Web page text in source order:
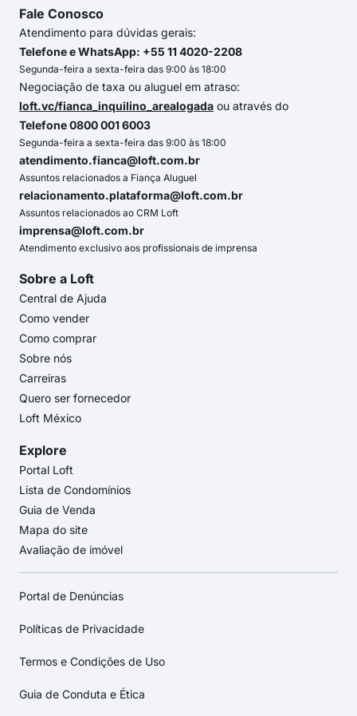
Fale Conosco
Atendimento para dúvidas gerais:
Telefone e WhatsApp: +55 11 4020-2208
Segunda-feira a sexta-feira das 9:00 às 18:00
Negociação de taxa ou aluguel em atraso:
loft.vc/fianca_inquilino_arealogada ou através do
Telefone 0800 001 6003
Segunda-feira a sexta-feira das 9:00 às 18:00
atendimento.fianca@loft.com.br
Assuntos relacionados a Fiança Aluguel
relacionamento.plataforma@loft.com.br
Assuntos relacionados ao CRM Loft
imprensa@loft.com.br
Atendimento exclusivo aos profissionais de imprensa
Sobre a Loft
Central de Ajuda
Como vender
Como comprar
Sobre nós
Carreiras
Quero ser fornecedor
Loft México
Explore
Portal Loft
Lista de Condomínios
Guia de Venda
Mapa do site
Avaliação de imóvel
Portal de Denúncias
Políticas de Privacidade
Termos e Condições de Uso
Guia de Conduta e Ética